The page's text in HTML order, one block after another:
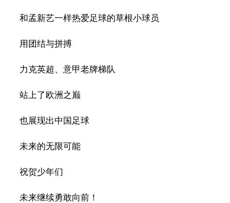
和孟新艺一样热爱足球的草根小球员
用团结与拼搏
力克英超、意甲老牌梯队
站上了欧洲之巅
也展现出中国足球
未来的无限可能
祝贺少年们
未来继续勇敢向前！